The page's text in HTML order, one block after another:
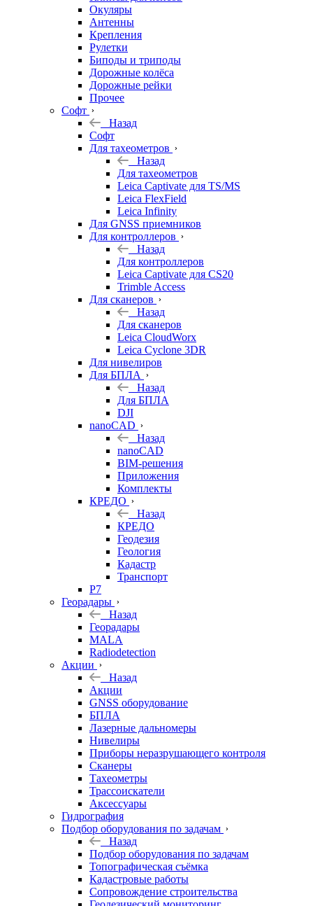
Окуляры
Антенны
Крепления
Рулетки
Биподы и триподы
Дорожные колёса
Дорожные рейки
Прочее
Софт
Назад
Софт
Для тахеометров
Назад
Для тахеометров
Leica Captivate для TS/MS
Leica FlexField
Leica Infinity
Для GNSS приемников
Для контроллеров
Назад
Для контроллеров
Leica Captivate для CS20
Trimble Access
Для сканеров
Назад
Для сканеров
Leica CloudWorx
Leica Cyclone 3DR
Для нивелиров
Для БПЛА
Назад
Для БПЛА
DJI
nanoCAD
Назад
nanoCAD
BIM-решения
Приложения
Комплекты
КРЕДО
Назад
КРЕДО
Геодезия
Геология
Кадастр
Транспорт
Р7
Георадары
Назад
Георадары
MALA
Radiodetection
Акции
Назад
Акции
GNSS оборудование
БПЛА
Лазерные дальномеры
Нивелиры
Приборы неразрушающего контроля
Сканеры
Тахеометры
Трассоискатели
Аксессуары
Гидрография
Подбор оборудования по задачам
Назад
Подбор оборудования по задачам
Топографическая съёмка
Кадастровые работы
Сопровождение строительства